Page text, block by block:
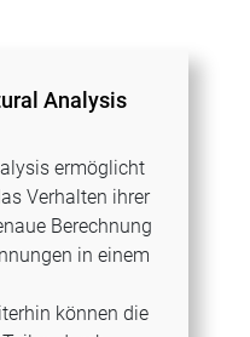
Analysis
ermöglicht
Verhalten ihrer
Berechnung
in einem
können die